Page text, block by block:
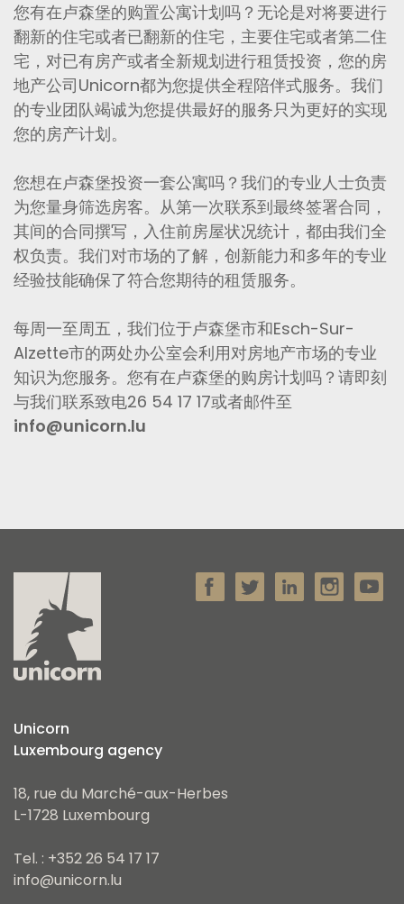
您有在卢森堡的购置公寓计划吗？无论是对将要进行
翻新的住宅或者已翻新的住宅，主要住宅或者第二住
宅，对已有房产或者全新规划进行租赁投资，您的房
地产公司Unicorn都为您提供全程陪伴式服务。我们
的专业团队竭诚为您提供最好的服务只为更好的实现
您的房产计划。
您想在卢森堡投资一套公寓吗？我们的专业人士负责
为您量身筛选房客。从第一次联系到最终签署合同，
其间的合同撰写，入住前房屋状况统计，都由我们全
权负责。我们对市场的了解，创新能力和多年的专业
经验技能确保了符合您期待的租赁服务。
每周一至周五，我们位于卢森堡市和Esch-Sur-
Alzette市的两处办公室会利用对房地产市场的专业
知识为您服务。您有在卢森堡的购房计划吗？请即刻
与我们联系致电26 54 17 17或者邮件至
info@unicorn.lu
Unicorn
Luxembourg agency
18, rue du Marché-aux-Herbes
L-1728 Luxembourg
Tel. : +352 26 54 17 17
info@unicorn.lu